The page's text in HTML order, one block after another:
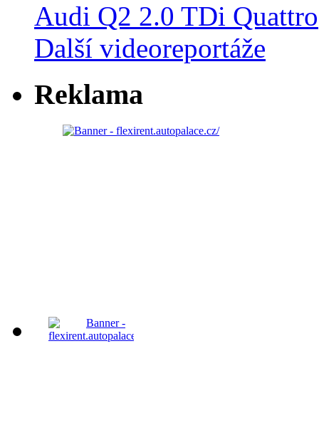
Audi Q2 2.0 TDi Quattro
Další videoreportáže
Reklama